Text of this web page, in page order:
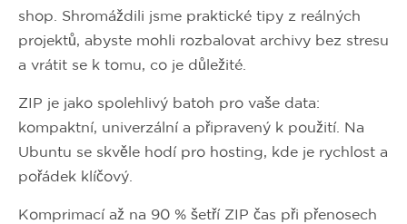
shop. Shromáždili jsme praktické tipy z reálných
projektů, abyste mohli rozbalovat archivy bez stresu
a vrátit se k tomu, co je důležité.
ZIP je jako spolehlivý batoh pro vaše data:
kompaktní, univerzální a připravený k použití. Na
Ubuntu se skvěle hodí pro hosting, kde je rychlost a
pořádek klíčový.
Komprimací až na 90 % šetří ZIP čas při přenosech